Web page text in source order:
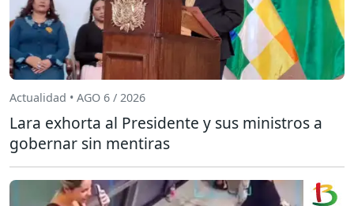
Actualidad • AGO 6 / 2026
Lara exhorta al Presidente y sus ministros a
gobernar sin mentiras